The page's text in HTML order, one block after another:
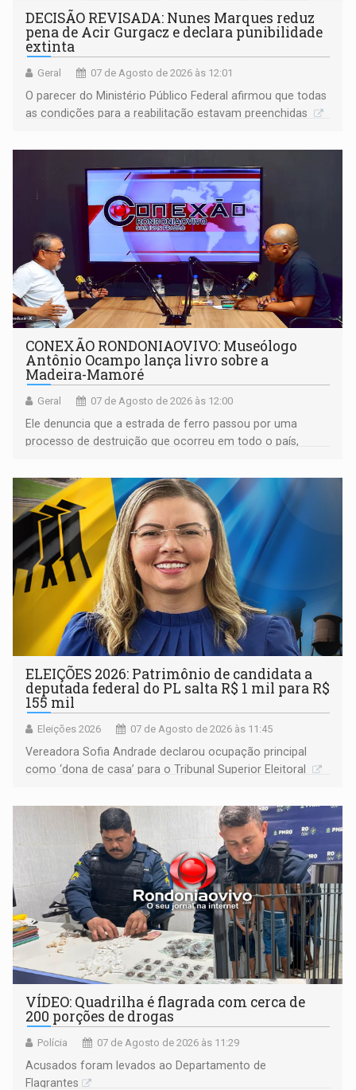
DECISÃO REVISADA: Nunes Marques reduz
pena de Acir Gurgacz e declara punibilidade
extinta
Geral 07 de Agosto de 2026 às 12:01
O parecer do Ministério Público Federal afirmou que todas
as condições para a reabilitação estavam preenchidas
CONEXÃO RONDONIAOVIVO: Museólogo
Antônio Ocampo lança livro sobre a
Madeira-Mamoré
Geral 07 de Agosto de 2026 às 12:00
Ele denuncia que a estrada de ferro passou por uma
processo de destruição que ocorreu em todo o país,
ELEIÇÕES 2026: Patrimônio de candidata a
deputada federal do PL salta R$ 1 mil para R$
155 mil
Eleições 2026 07 de Agosto de 2026 às 11:45
Vereadora Sofia Andrade declarou ocupação principal
como ‘dona de casa’ para o Tribunal Superior Eleitoral
VÍDEO: Quadrilha é flagrada com cerca de
200 porções de drogas
Polícia 07 de Agosto de 2026 às 11:29
Acusados foram levados ao Departamento de
Flagrantes